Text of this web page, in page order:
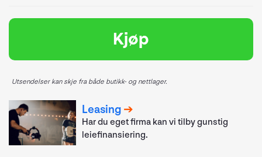
Kjøp
Utsendelser kan skje fra både butikk- og nettlager.
Leasing
Har du eget firma kan vi tilby gunstig
leiefinansiering.